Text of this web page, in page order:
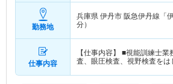
勤務地
兵庫県 伊丹市 阪急伊丹線「
分）
仕事内容
【仕事内容】 ■視能訓練士
査、眼圧検査、視野検査を